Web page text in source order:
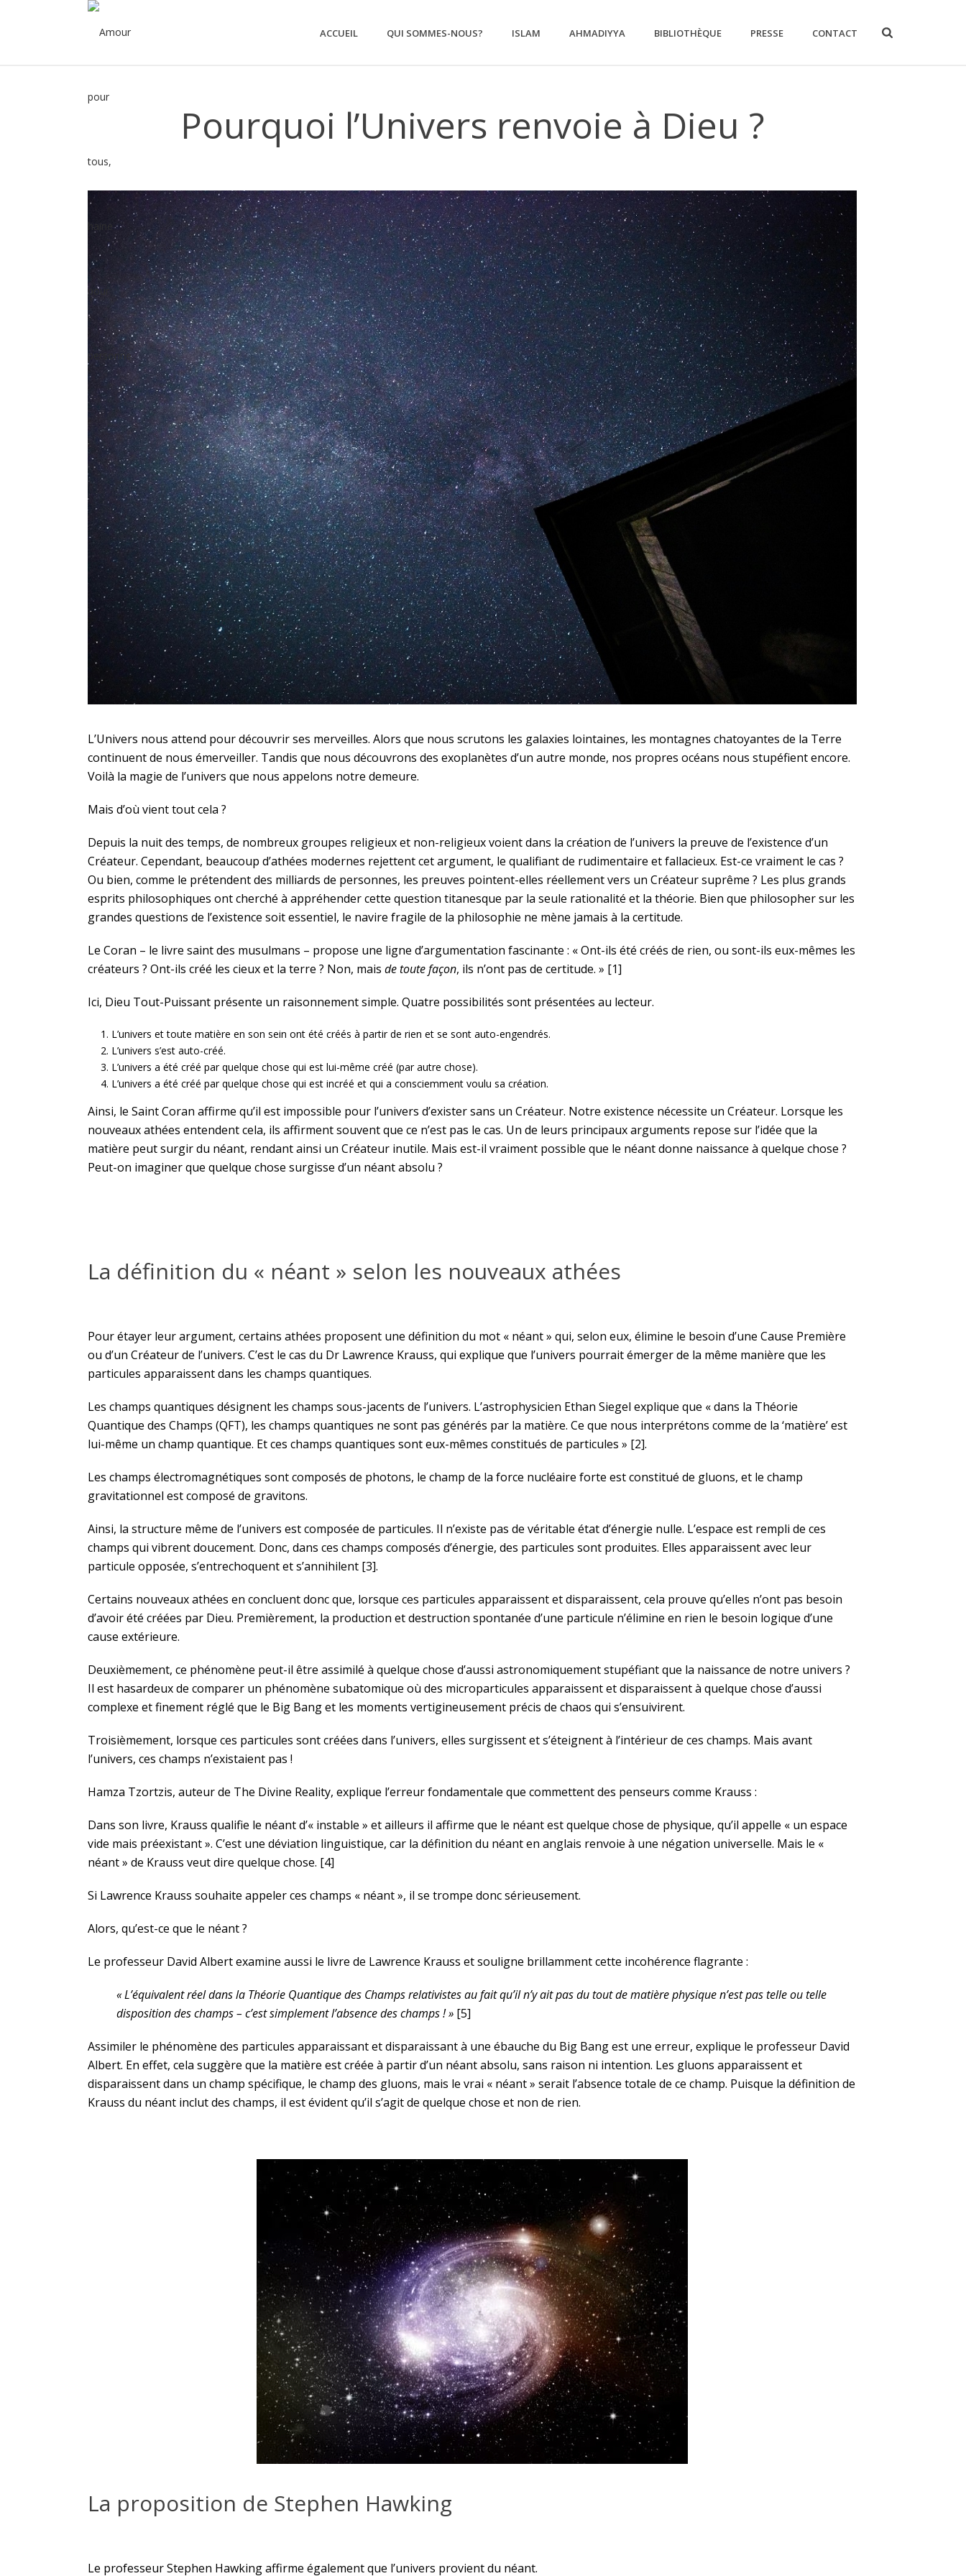
ACCUEIL QUI SOMMES-NOUS? ISLAM AHMADIYYA BIBLIOTHÈQUE PRESSE CONTACT
Pourquoi l’Univers renvoie à Dieu ?
L’Univers nous attend pour découvrir ses merveilles. Alors que nous scrutons les galaxies lointaines, les montagnes chatoyantes de la Terre
continuent de nous émerveiller. Tandis que nous découvrons des exoplanètes d’un autre monde, nos propres océans nous stupéfient encore.
Voilà la magie de l’univers que nous appelons notre demeure.
Mais d’où vient tout cela ?
Depuis la nuit des temps, de nombreux groupes religieux et non-religieux voient dans la création de l’univers la preuve de l’existence d’un
Créateur. Cependant, beaucoup d’athées modernes rejettent cet argument, le qualifiant de rudimentaire et fallacieux. Est-ce vraiment le cas ?
Ou bien, comme le prétendent des milliards de personnes, les preuves pointent-elles réellement vers un Créateur suprême ? Les plus grands
esprits philosophiques ont cherché à appréhender cette question titanesque par la seule rationalité et la théorie. Bien que philosopher sur les
grandes questions de l’existence soit essentiel, le navire fragile de la philosophie ne mène jamais à la certitude.
Le Coran – le livre saint des musulmans – propose une ligne d’argumentation fascinante : « Ont-ils été créés de rien, ou sont-ils eux-mêmes les
créateurs ? Ont-ils créé les cieux et la terre ? Non, mais de toute façon, ils n’ont pas de certitude. » [1]
Ici, Dieu Tout-Puissant présente un raisonnement simple. Quatre possibilités sont présentées au lecteur.
L’univers et toute matière en son sein ont été créés à partir de rien et se sont auto-engendrés.
L’univers s’est auto-créé.
L’univers a été créé par quelque chose qui est lui-même créé (par autre chose).
L’univers a été créé par quelque chose qui est incréé et qui a consciemment voulu sa création.
Ainsi, le Saint Coran affirme qu’il est impossible pour l’univers d’exister sans un Créateur. Notre existence nécessite un Créateur. Lorsque les
nouveaux athées entendent cela, ils affirment souvent que ce n’est pas le cas. Un de leurs principaux arguments repose sur l’idée que la
matière peut surgir du néant, rendant ainsi un Créateur inutile. Mais est-il vraiment possible que le néant donne naissance à quelque chose ?
Peut-on imaginer que quelque chose surgisse d’un néant absolu ?
La définition du « néant » selon les nouveaux athées
Pour étayer leur argument, certains athées proposent une définition du mot « néant » qui, selon eux, élimine le besoin d’une Cause Première
ou d’un Créateur de l’univers. C’est le cas du Dr Lawrence Krauss, qui explique que l’univers pourrait émerger de la même manière que les
particules apparaissent dans les champs quantiques.
Les champs quantiques désignent les champs sous-jacents de l’univers. L’astrophysicien Ethan Siegel explique que « dans la Théorie
Quantique des Champs (QFT), les champs quantiques ne sont pas générés par la matière. Ce que nous interprétons comme de la ‘matière’ est
lui-même un champ quantique. Et ces champs quantiques sont eux-mêmes constitués de particules » [2].
Les champs électromagnétiques sont composés de photons, le champ de la force nucléaire forte est constitué de gluons, et le champ
gravitationnel est composé de gravitons.
Ainsi, la structure même de l’univers est composée de particules. Il n’existe pas de véritable état d’énergie nulle. L’espace est rempli de ces
champs qui vibrent doucement. Donc, dans ces champs composés d’énergie, des particules sont produites. Elles apparaissent avec leur
particule opposée, s’entrechoquent et s’annihilent [3].
Certains nouveaux athées en concluent donc que, lorsque ces particules apparaissent et disparaissent, cela prouve qu’elles n’ont pas besoin
d’avoir été créées par Dieu. Premièrement, la production et destruction spontanée d’une particule n’élimine en rien le besoin logique d’une
cause extérieure.
Deuxièmement, ce phénomène peut-il être assimilé à quelque chose d’aussi astronomiquement stupéfiant que la naissance de notre univers ?
Il est hasardeux de comparer un phénomène subatomique où des microparticules apparaissent et disparaissent à quelque chose d’aussi
complexe et finement réglé que le Big Bang et les moments vertigineusement précis de chaos qui s’ensuivirent.
Troisièmement, lorsque ces particules sont créées dans l’univers, elles surgissent et s’éteignent à l’intérieur de ces champs. Mais avant
l’univers, ces champs n’existaient pas !
Hamza Tzortzis, auteur de The Divine Reality, explique l’erreur fondamentale que commettent des penseurs comme Krauss :
Dans son livre, Krauss qualifie le néant d’« instable » et ailleurs il affirme que le néant est quelque chose de physique, qu’il appelle « un espace
vide mais préexistant ». C’est une déviation linguistique, car la définition du néant en anglais renvoie à une négation universelle. Mais le «
néant » de Krauss veut dire quelque chose. [4]
Si Lawrence Krauss souhaite appeler ces champs « néant », il se trompe donc sérieusement.
Alors, qu’est-ce que le néant ?
Le professeur David Albert examine aussi le livre de Lawrence Krauss et souligne brillamment cette incohérence flagrante :
« L’équivalent réel dans la Théorie Quantique des Champs relativistes au fait qu’il n’y ait pas du tout de matière physique n’est pas telle ou telle
disposition des champs – c’est simplement l’absence des champs ! » [5]
Assimiler le phénomène des particules apparaissant et disparaissant à une ébauche du Big Bang est une erreur, explique le professeur David
Albert. En effet, cela suggère que la matière est créée à partir d’un néant absolu, sans raison ni intention. Les gluons apparaissent et
disparaissent dans un champ spécifique, le champ des gluons, mais le vrai « néant » serait l’absence totale de ce champ. Puisque la définition de
Krauss du néant inclut des champs, il est évident qu’il s’agit de quelque chose et non de rien.
La proposition de Stephen Hawking
Le professeur Stephen Hawking affirme également que l’univers provient du néant.